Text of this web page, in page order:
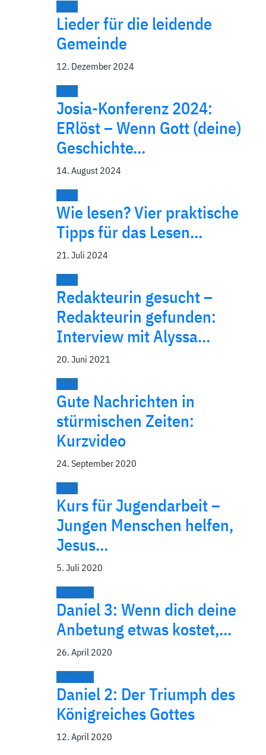
News
Lieder für die leidende
Gemeinde
12. Dezember 2024
News
Josia-Konferenz 2024:
ERlöst – Wenn Gott (deine)
Geschichte…
14. August 2024
News
Wie lesen? Vier praktische
Tipps für das Lesen…
21. Juli 2024
News
Redakteurin gesucht –
Redakteurin gefunden:
Interview mit Alyssa…
20. Juni 2021
News
Gute Nachrichten in
stürmischen Zeiten:
Kurzvideo
24. September 2020
News
Kurs für Jugendarbeit –
Jungen Menschen helfen,
Jesus…
5. Juli 2020
Predigten
Daniel 3: Wenn dich deine
Anbetung etwas kostet,…
26. April 2020
Predigten
Daniel 2: Der Triumph des
Königreiches Gottes
12. April 2020